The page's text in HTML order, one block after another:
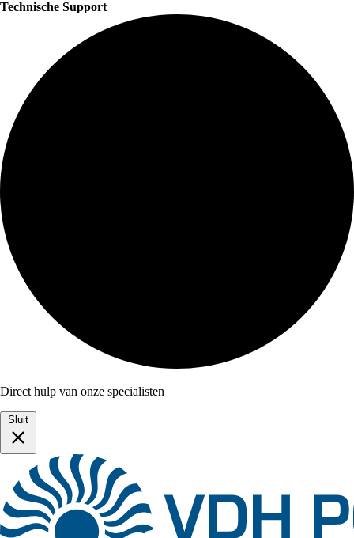
Technische Support
Direct hulp van onze specialisten
Sluit